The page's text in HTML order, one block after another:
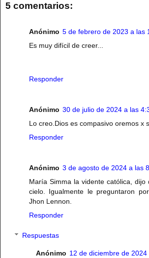
5 comentarios:
Anónimo 5 de febrero de 2023 a las
Es muy difícil de creer...
Responder
Anónimo 30 de julio de 2024 a las
Lo creo.Dios es compasivo oremos x
Responder
Anónimo 3 de agosto de 2024 a las
María Simma la vidente católica,
cielo. Igualmente le preguntaron
Jhon Lennon.
Responder
Respuestas
Anónimo 12 de diciembre de 2024